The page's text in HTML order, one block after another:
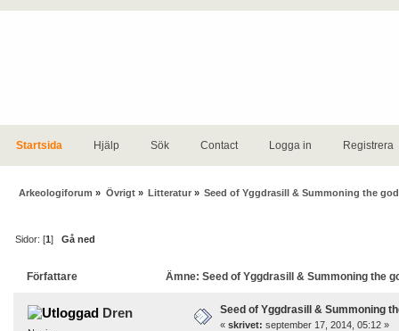
Startsida Hjälp Sök Contact Logga in Registrera
Arkeologiforum » Övrigt» Litteratur» Seed of Yggdrasill & Summoning the
Sidor: [1]Gå ned
Författare Ämne: Seed of Yggdrasill & Summoning the
Dren Seed of Yggdrasill & Summoning
« skrivet: september 17, 2014, 05:12 »